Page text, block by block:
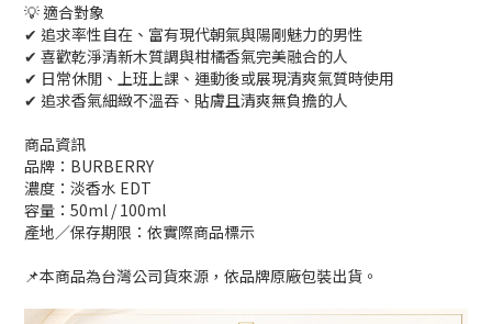
💡 適合對象
✔ 追求率性自在、富有現代朝氣與陽剛魅力的男性
✔ 喜歡乾淨清新木質調與柑橘香氣完美融合的人
✔ 日常休閒、上班上課、運動後或展現清爽氣質時使用
✔ 追求香氣細緻不溫吞、貼膚且清爽無負擔的人
商品資訊
品牌：BURBERRY
濃度：淡香水 EDT
容量：50ml / 100ml
產地／保存期限：依實際商品標示
📌本商品為台灣公司貨來源，依品牌原廠包裝出貨。